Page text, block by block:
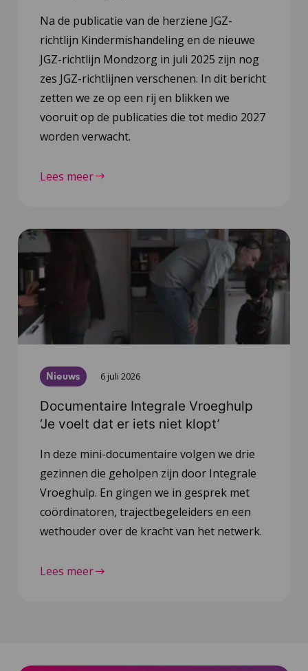
Na de publicatie van de herziene JGZ-
richtlijn Kindermishandeling en de nieuwe
JGZ-richtlijn Mondzorg in juli 2025 zijn nog
zes JGZ-richtlijnen verschenen. In dit bericht
zetten we ze op een rij en blikken we
vooruit op de publicaties die tot medio 2027
worden verwacht.
Lees meer
Nieuws 6 juli 2026
Documentaire Integrale Vroeghulp
‘Je voelt dat er iets niet klopt’
In deze mini-documentaire volgen we drie
gezinnen die geholpen zijn door Integrale
Vroeghulp. En gingen we in gesprek met
coördinatoren, trajectbegeleiders en een
wethouder over de kracht van het netwerk.
Lees meer